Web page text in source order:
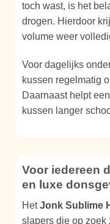
toch wast, is het
drogen. Hierdoor
volume weer
Voor dagelijks
kussen regelmatig
Daarnaast helpt
kussen langer
Voor iedereen
en luxe
HetJonk Sublime
slapers die op zoek